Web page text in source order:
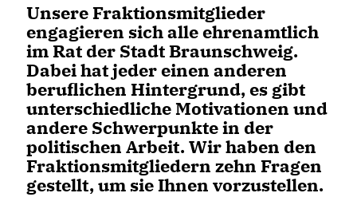
Unsere Fraktionsmitglieder
engagieren sich alle ehrenamtlich
im Rat der Stadt Braunschweig.
Dabei hat jeder einen anderen
beruflichen Hintergrund, es gibt
unterschiedliche Motivationen und
andere Schwerpunkte in der
politischen Arbeit. Wir haben den
Fraktionsmitgliedern zehn Fragen
gestellt, um sie Ihnen vorzustellen.